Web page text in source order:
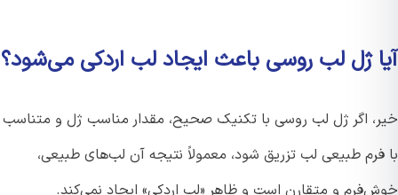
ژل لب روسی باعث ایجاد لب اردکی می‌شود؟
اگر ژل لب روسی با تکنیک صحیح، مقدار مناسب ژل و متناسب
طبیعی لب تزریق شود، معمولاً نتیجه آن لب‌های طبیعی،